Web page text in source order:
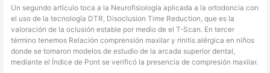
Un segundo artículo toca a la Neurofisiología aplicada a la ortodoncia con
el uso de la tecnología DTR, Disoclusion Time Reduction, que es la
valoración de la oclusión estable por medio de el T-Scan. En tercer
término tenemos Relación comprensión maxilar y rinitis alérgica en niños
donde se tomaron modelos de estudio de la arcada superior dental,
mediante el Índice de Pont se verificó la presencia de compresión maxilar.